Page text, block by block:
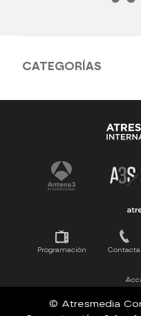
CATEGORÍAS
Antena 3 Noticias
Tu cara me suena
Programación Contacta
© Atresmedia